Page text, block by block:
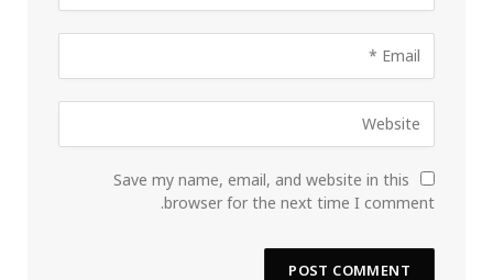
Save my name, email, and website in this
browser for the next time I comment.